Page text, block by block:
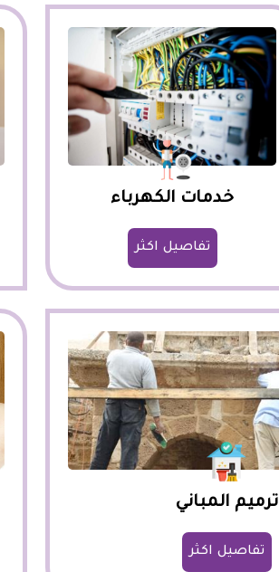
خدمات الكهرباء
تفاصيل اكثر
ترميم المباني
تفاصيل اكثر